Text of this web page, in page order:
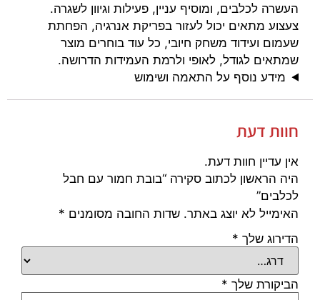
העשרה לכלבים, ומוסיף עניין, פעילות וגיוון לשגרה.
צעצוע מתאים יכול לעזור בפריקת אנרגיה, הפחתת
שעמום ועידוד משחק חיובי, כל עוד בוחרים מוצר
שמתאים לגודל, לאופי ולרמת העמידות הדרושה.
מידע נוסף על התאמה ושימוש
חוות דעת
אין עדיין חוות דעת.
היה הראשון לכתוב סקירה “בובת חמור עם חבל
לכלבים”
האימייל לא יוצג באתר. שדות החובה מסומנים *
הדירוג שלך *
הביקורת שלך *